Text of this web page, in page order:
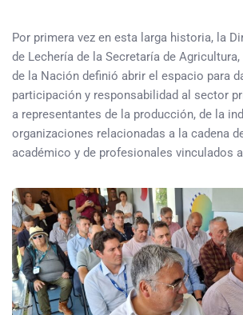
Por primera vez en esta larga historia, la
de Lechería de la Secretaría de Agricultura,
de la Nación definió abrir el espacio para
participación y responsabilidad al sector
a representantes de la producción, de la
organizaciones relacionadas a la cadena
académico y de profesionales vinculados